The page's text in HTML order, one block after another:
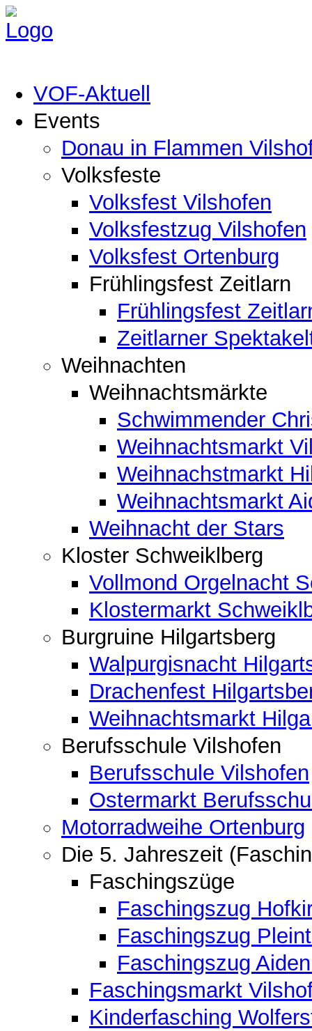
VOF-Aktuell
Events
Donau in Flammen
Volksfeste
Volksfest Vilshofen
Volksfestzug Vilshofen
Volksfest Ortenburg
Frühlingsfest Zeitlarn
Frühlingsfest
Zeitlarner
Weihnachten
Weihnachtsmärkte
Schwimmender
Weihnachtsmarkt
Weihnachstmarkt
Weihnachtsmarkt
Weihnacht der Stars
Kloster Schweiklberg
Vollmond Orgelnacht
Klostermarkt
Burgruine Hilgartsberg
Walpurgisnacht
Drachenfest
Weihnachtsmarkt
Berufsschule Vilshofen
Berufsschule Vilshofen
Ostermarkt
Motorradweihe Ortenburg
Die 5. Jahreszeit
Faschingszüge
Faschingszug
Faschingszug
Faschingszug
Faschingsmarkt
Kinderfasching